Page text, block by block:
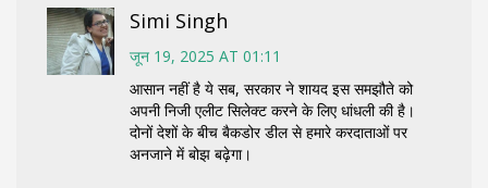
Simi Singh
जून 19, 2025 AT 01:11
आसान नहीं है ये सब, सरकार ने शायद इस समझौते को
अपनी निजी एलीट सिलेक्ट करने के लिए धांधली की है।
दोनों देशों के बीच बैकडोर डील से हमारे करदाताओं पर
अनजाने में बोझ बढ़ेगा।